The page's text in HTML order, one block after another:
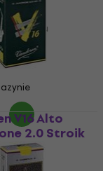
V16 Alto
2.0 Stroik